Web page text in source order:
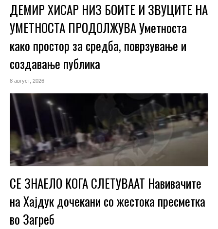
ДЕМИР ХИСАР НИЗ БОИТЕ И ЗВУЦИТЕ НА
УМЕТНОСТА ПРОДОЛЖУВА Уметноста
како простор за средба, поврзување и
создавање публика
8 август, 2026
СЕ ЗНАЕЛО КОГА СЛЕТУВААТ Навивачите
на Хајдук дочекани со жестока пресметка
во Загреб